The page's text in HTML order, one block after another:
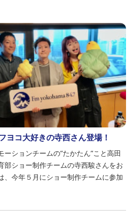
ヨコ大好きの寺西さん登場！
ションチームの”たかたん”こと高田
部ショー制作チームの寺西駿さんをお
、今年５月にショー制作チームに参加